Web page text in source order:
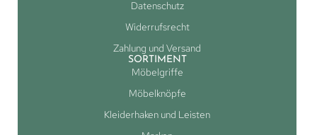
Datenschutz
Widerrufsrecht
Zahlung und Versand
SORTIMENT
Möbelgriffe
Möbelknöpfe
Kleiderhaken und Leisten